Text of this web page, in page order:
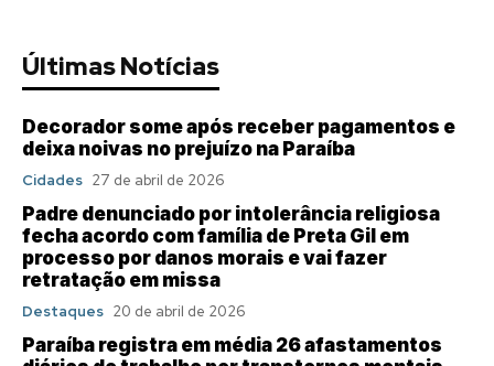
Últimas Notícias
Decorador some após receber pagamentos e
deixa noivas no prejuízo na Paraíba
Cidades 27 de abril de 2026
Padre denunciado por intolerância religiosa
fecha acordo com família de Preta Gil em
processo por danos morais e vai fazer
retratação em missa
Destaques 20 de abril de 2026
Paraíba registra em média 26 afastamentos